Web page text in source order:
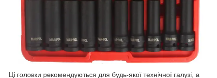
Ці головки рекомендуються для будь-якої технічної галузі, а